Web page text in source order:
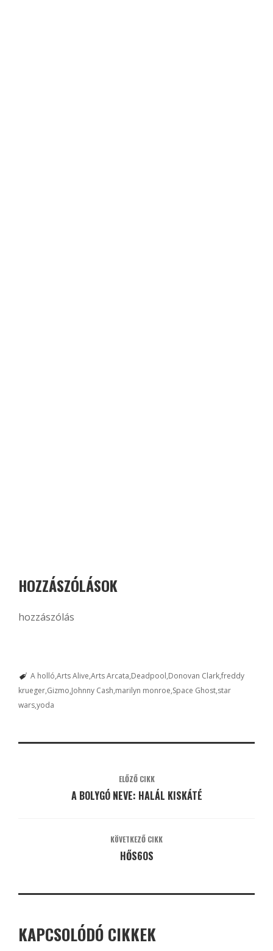
HOZZÁSZÓLÁSOK
hozzászólás
A holló Arts Alive Arts Arcata Deadpool Donovan Clarkfreddy
krueger Gizmo Johnny Cash marilyn monroe Space Ghost star
warsyoda
ELŐZŐ CIKK
A BOLYGÓ NEVE: HALÁL KISKÁTÉ
KÖVETKEZŐ CIKK
HŐS6OS
KAPCSOLÓDÓ CIKKEK